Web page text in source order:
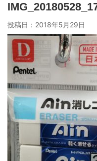
投稿日： 2018年5月29日